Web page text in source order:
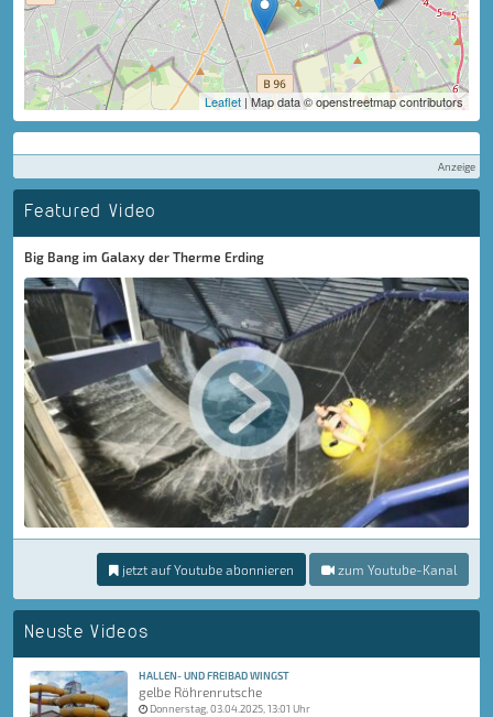
Leaflet | Map data © openstreetmap contributors
Anzeige
Featured Video
Big Bang im Galaxy der Therme Erding
jetzt auf Youtube abonnieren zum Youtube-Kanal
Neuste Videos
HALLEN- UND FREIBAD WINGST
gelbe Röhrenrutsche
Donnerstag, 03.04.2025, 13:01 Uhr